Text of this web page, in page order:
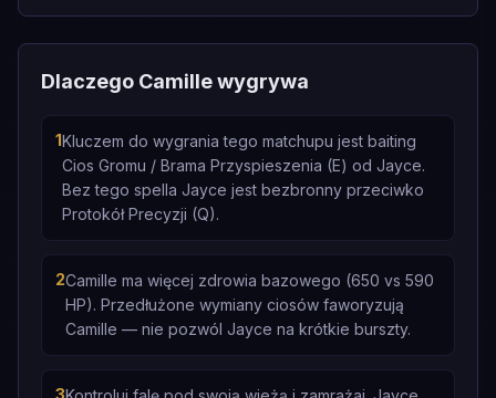
Dlaczego Camille wygrywa
1Kluczem do wygrania tego matchupu jest baiting
Cios Gromu / Brama Przyspieszenia (E) od Jayce.
Bez tego spella Jayce jest bezbronny przeciwko
Protokół Precyzji (Q).
2Camille ma więcej zdrowia bazowego (650 vs 590
HP). Przedłużone wymiany ciosów faworyzują
Camille — nie pozwól Jayce na krótkie burszty.
3